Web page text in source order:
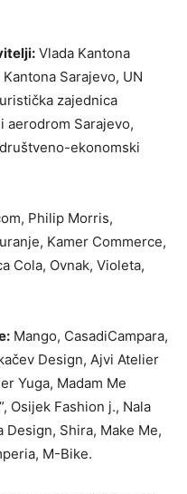
Vlada Kantona
Sarajevo, UN
zajednica
aerodrom Sarajevo,
ekonomski
Philip Morris,
Kamer Commerce,
Cola, Ovnak, Violeta,
Mango, CasadiCampara,
Design, Ajvi Atelier
Yuga, Madam Me
Osijek Fashion j., Nala
Design, Shira, Make Me,
M-Bike.